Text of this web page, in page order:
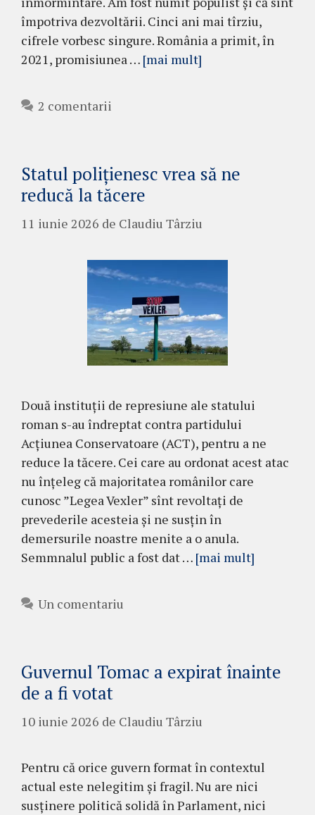
împotriva dezvoltării. Cinci ani mai tîrziu,
cifrele vorbesc singure. România a primit, în
2021, promisiunea … [mai mult]
2 comentarii
Statul polițienesc vrea să ne
reducă la tăcere
11 iunie 2026 de Claudiu Târziu
Două instituții de represiune ale statului
roman s-au îndreptat contra partidului
Acțiunea Conservatoare (ACT), pentru a ne
reduce la tăcere. Cei care au ordonat acest atac
nu înțeleg că majoritatea românilor care
cunosc ”Legea Vexler” sînt revoltați de
prevederile acesteia și ne susțin în
demersurile noastre menite a o anula.
Semmnalul public a fost dat … [mai mult]
Un comentariu
Guvernul Tomac a expirat înainte
de a fi votat
10 iunie 2026 de Claudiu Târziu
Pentru că orice guvern format în contextul
actual este nelegitim și fragil. Nu are nici
susținere politică solidă în Parlament, nici